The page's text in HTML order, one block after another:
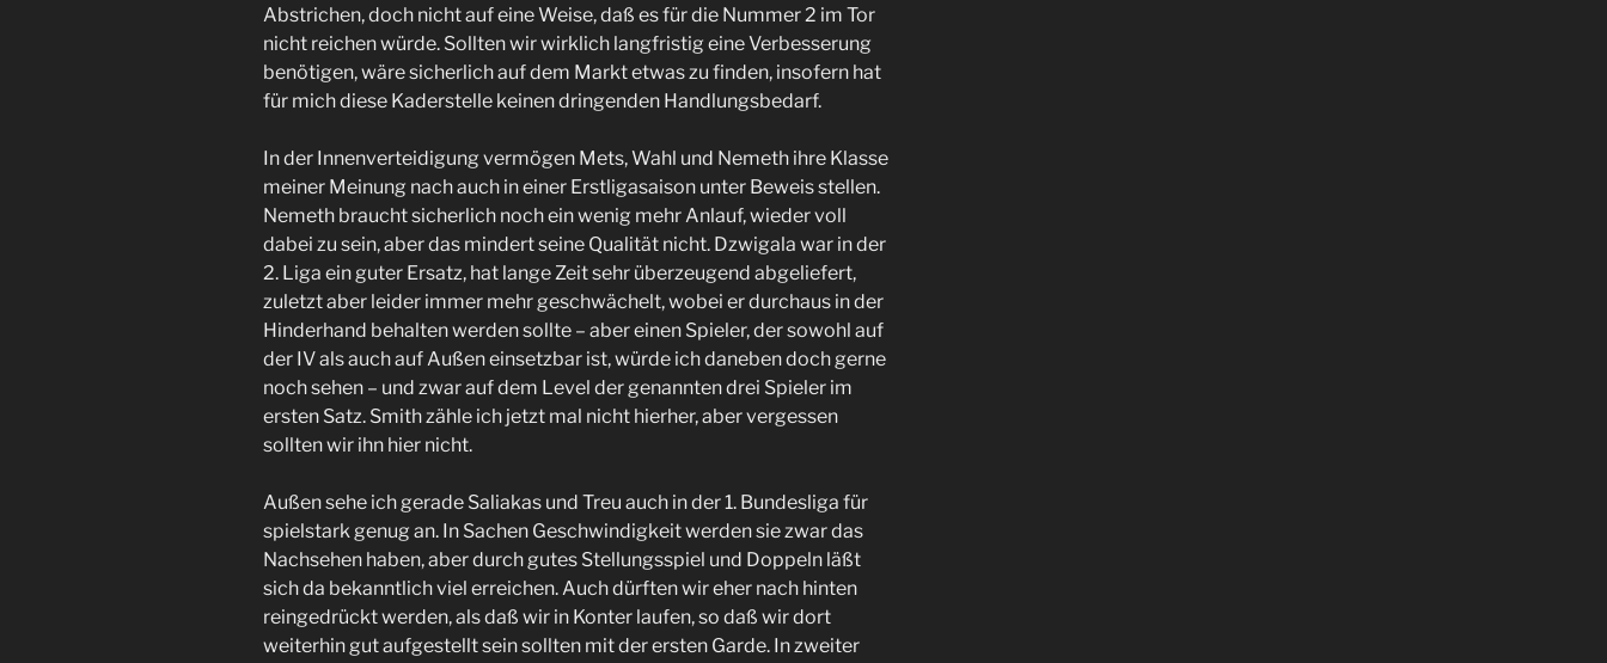
Abstrichen, doch nicht auf eine Weise, daß es für die Nummer 2 im Tor
nicht reichen würde. Sollten wir wirklich langfristig eine Verbesserung
benötigen, wäre sicherlich auf dem Markt etwas zu finden, insofern hat
für mich diese Kaderstelle keinen dringenden Handlungsbedarf.
In der Innenverteidigung vermögen Mets, Wahl und Nemeth ihre Klasse
meiner Meinung nach auch in einer Erstligasaison unter Beweis stellen.
Nemeth braucht sicherlich noch ein wenig mehr Anlauf, wieder voll
dabei zu sein, aber das mindert seine Qualität nicht. Dzwigala war in der
2. Liga ein guter Ersatz, hat lange Zeit sehr überzeugend abgeliefert,
zuletzt aber leider immer mehr geschwächelt, wobei er durchaus in der
Hinderhand behalten werden sollte – aber einen Spieler, der sowohl auf
der IV als auch auf Außen einsetzbar ist, würde ich daneben doch gerne
noch sehen – und zwar auf dem Level der genannten drei Spieler im
ersten Satz. Smith zähle ich jetzt mal nicht hierher, aber vergessen
sollten wir ihn hier nicht.
Außen sehe ich gerade Saliakas und Treu auch in der 1. Bundesliga für
spielstark genug an. In Sachen Geschwindigkeit werden sie zwar das
Nachsehen haben, aber durch gutes Stellungsspiel und Doppeln läßt
sich da bekanntlich viel erreichen. Auch dürften wir eher nach hinten
reingedrückt werden, als daß wir in Konter laufen, so daß wir dort
weiterhin gut aufgestellt sein sollten mit der ersten Garde. In zweiter